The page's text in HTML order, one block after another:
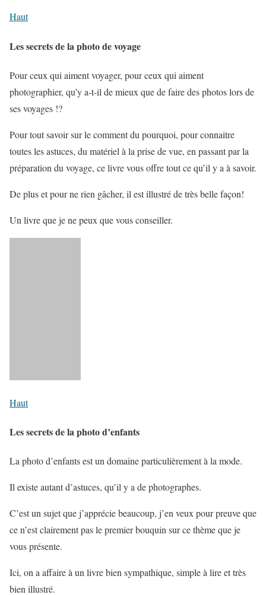
Haut
Les secrets de la photo de voyage
Pour ceux qui aiment voyager, pour ceux qui aiment
photographier, qu’y a-t-il de mieux que de faire des photos lors de
ses voyages !?
Pour tout savoir sur le comment du pourquoi, pour connaitre
toutes les astuces, du matériel à la prise de vue, en passant par la
préparation du voyage, ce livre vous offre tout ce qu’il y a à savoir.
De plus et pour ne rien gâcher, il est illustré de très belle façon!
Un livre que je ne peux que vous conseiller.
Haut
Les secrets de la photo d’enfants
La photo d’enfants est un domaine particulièrement à la mode.
Il existe autant d’astuces, qu’il y a de photographes.
C’est un sujet que j’apprécie beaucoup, j’en veux pour preuve que
ce n’est clairement pas le premier bouquin sur ce thème que je
vous présente.
Ici, on a affaire à un livre bien sympathique, simple à lire et très
bien illustré.